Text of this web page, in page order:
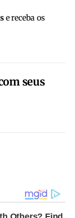
e receba os
seus